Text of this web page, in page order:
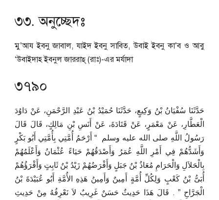
৩৩. অনুচ্ছেদঃ
মু’আয ইবনু জাবাল, যাইদ ইবনু সাবিত, উবাই ইবনু কা’ব ও আবু
‘উবাইদাহ ইবনুল জাররাহ্‌ (রাঃ)-এর মর্যাদা
৩৭৯০
حَدَّثَنَا سُفْيَانُ بْنُ وَكِيعٍ، حَدَّثَنَا حُمَيْدُ بْنُ عَبْدِ الرَّحْمَنِ، عَنْ دَاوُدَ
الْعَطَّارِ، عَنْ مَعْمَرٍ، عَنْ قَتَادَةَ، عَنْ أَنَسِ بْنِ مَالِكٍ، قَالَ قَالَ
رَسُولُ اللَّهِ صلى الله عليه وسلم ‏ “‏ أَرْحَمُ أُمَّتِي بِأُمَّتِي أَبُو بَكْرٍ
وَأَشَدُّهُمْ فِي أَمْرِ اللَّهِ عُمَرُ وَأَصْدَقُهُمْ حَيَاءً عُثْمَانُ وَأَعْلَمُهُمْ
بِالْحَلاَلِ وَالْحَرَامِ مُعَاذُ بْنُ جَبَلٍ وَأَفْرَضُهُمْ زَيْدُ بْنُ ثَابِتٍ وَأَقْرَؤُهُمْ
أُبَىُّ بْنُ كَعْبٍ وَلِكُلِّ أُمَّةٍ أَمِينٌ وَأَمِينُ هَذِهِ الأُمَّةِ أَبُو عُبَيْدَةَ بْنُ
الْجَرَّاحِ ‏”‏ ‏.‏ قَالَ هَذَا حَدِيثٌ حَسَنٌ غَرِيبٌ لاَ نَعْرِفُهُ مِنْ حَدِيثِ